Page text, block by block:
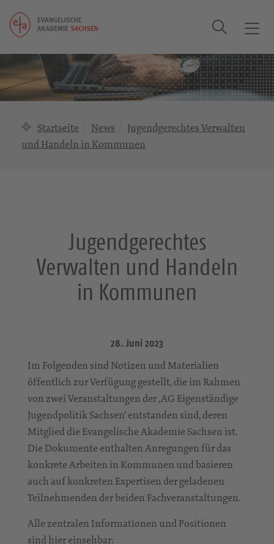
T
g
g
l
Suche
Startseite News
Jugendgerechtes Verwalten
und Handeln in Kommunen
Jugendgerechtes
Verwalten und Handeln
in Kommunen
28. Juni 2023
Im Folgenden sind Notizen und Materialien
öffentlich zur Verfügung gestellt, die im Rahmen
von zwei Veranstaltungen der ‚AG Eigenständige
Jugendpolitik Sachsen‘ entstanden sind, deren
Mitglied die Evangelische Akademie Sachsen ist.
Die Dokumente enthalten Anregungen für das
konkrete Arbeiten in Kommunen und basieren
auch auf konkreten Expertisen der geladenen
Teilnehmenden der beiden Fachveranstaltungen.
Alle zentralen Informationen und Positionen
sind hier einsehbar: